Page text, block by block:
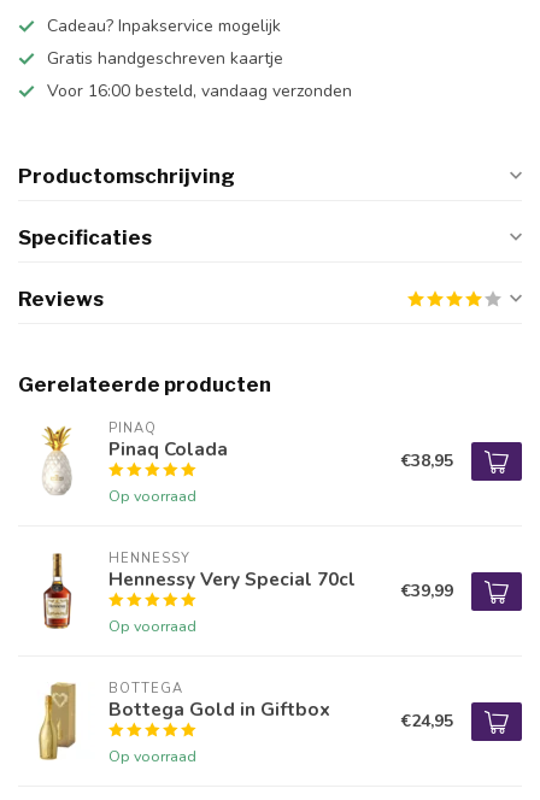
Cadeau? Inpakservice mogelijk
Gratis handgeschreven kaartje
Voor 16:00 besteld, vandaag verzonden
Productomschrijving
Specificaties
Reviews
Gerelateerde producten
PINAQ
Pinaq Colada
Op voorraad
€38,95
HENNESSY
Hennessy Very Special 70cl
Op voorraad
€39,99
BOTTEGA
Bottega Gold in Giftbox
Op voorraad
€24,95